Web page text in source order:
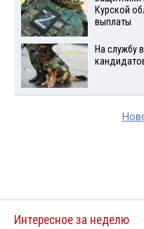
Курской
выплаты
На службу
Интересное за неделю